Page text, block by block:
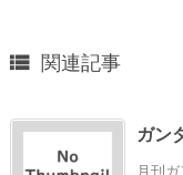
 関連記事
ガン
月刊